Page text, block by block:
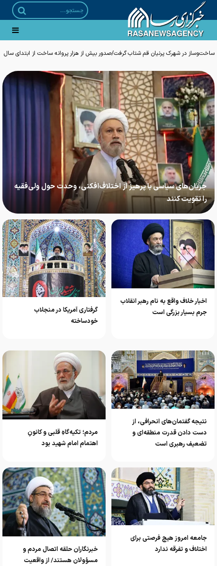
ساخت‌وساز در شهرک پرنیان قم شتاب گرفت/صدور بیش از هزار پروانه ساخت از ابتدای سال
جریان‌های سیاسی با پرهیز از اختلاف‌افکنی، وحدت حول ولی‌فقیه
را تقویت کنند
اخبار خلاف واقع به نام رهبر انقلاب
جرم بسیار بزرگی است
گرفتاری آمریکا در منجلاب
خودساخته
نتیجه گفتمان‌های انحرافی، از
دست دادن قدرت منطقه‌ای و
تضعیف رهبری است
مردم؛ تکیه‌گاهِ قلبی و کانونِ
اهتمام امام شهید بود
جامعه امروز هیچ فرصتی برای
اختلاف و تفرقه ندارد
خبرنگاران حلقه اتصال مردم و
مسؤولان هستند/ از واقعیت